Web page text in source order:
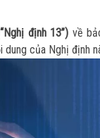
định 13”) về
của Nghị định